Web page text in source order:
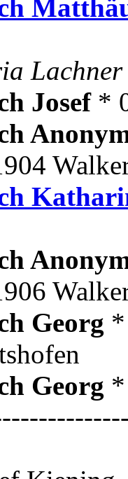
Josef *
Georg *
Georg *